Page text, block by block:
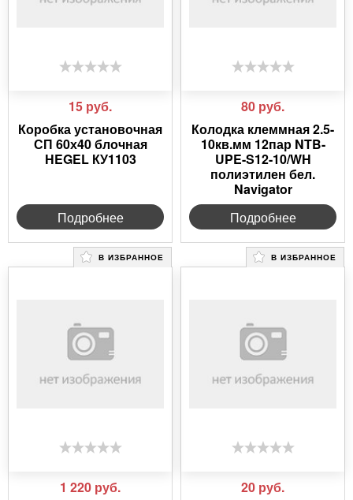
15 руб.
Коробка установочная
СП 60х40 блочная
HEGEL КУ1103
Подробнее
80 руб.
Колодка клеммная 2.5-
10кв.мм 12пар NTB-
UPE-S12-10/WH
полиэтилен бел.
Navigator
Подробнее
В ИЗБРАННОЕ
1 220 руб.
В ИЗБРАННОЕ
20 руб.